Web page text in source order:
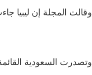
وقالت المجلة إن ليبيا جاءت
وتصدرت السعودية